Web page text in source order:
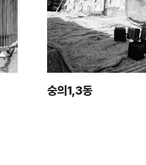
숭의1,3동